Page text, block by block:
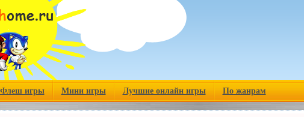
Флеш игры Мини игры Лучшие онлайн игры По жанрам